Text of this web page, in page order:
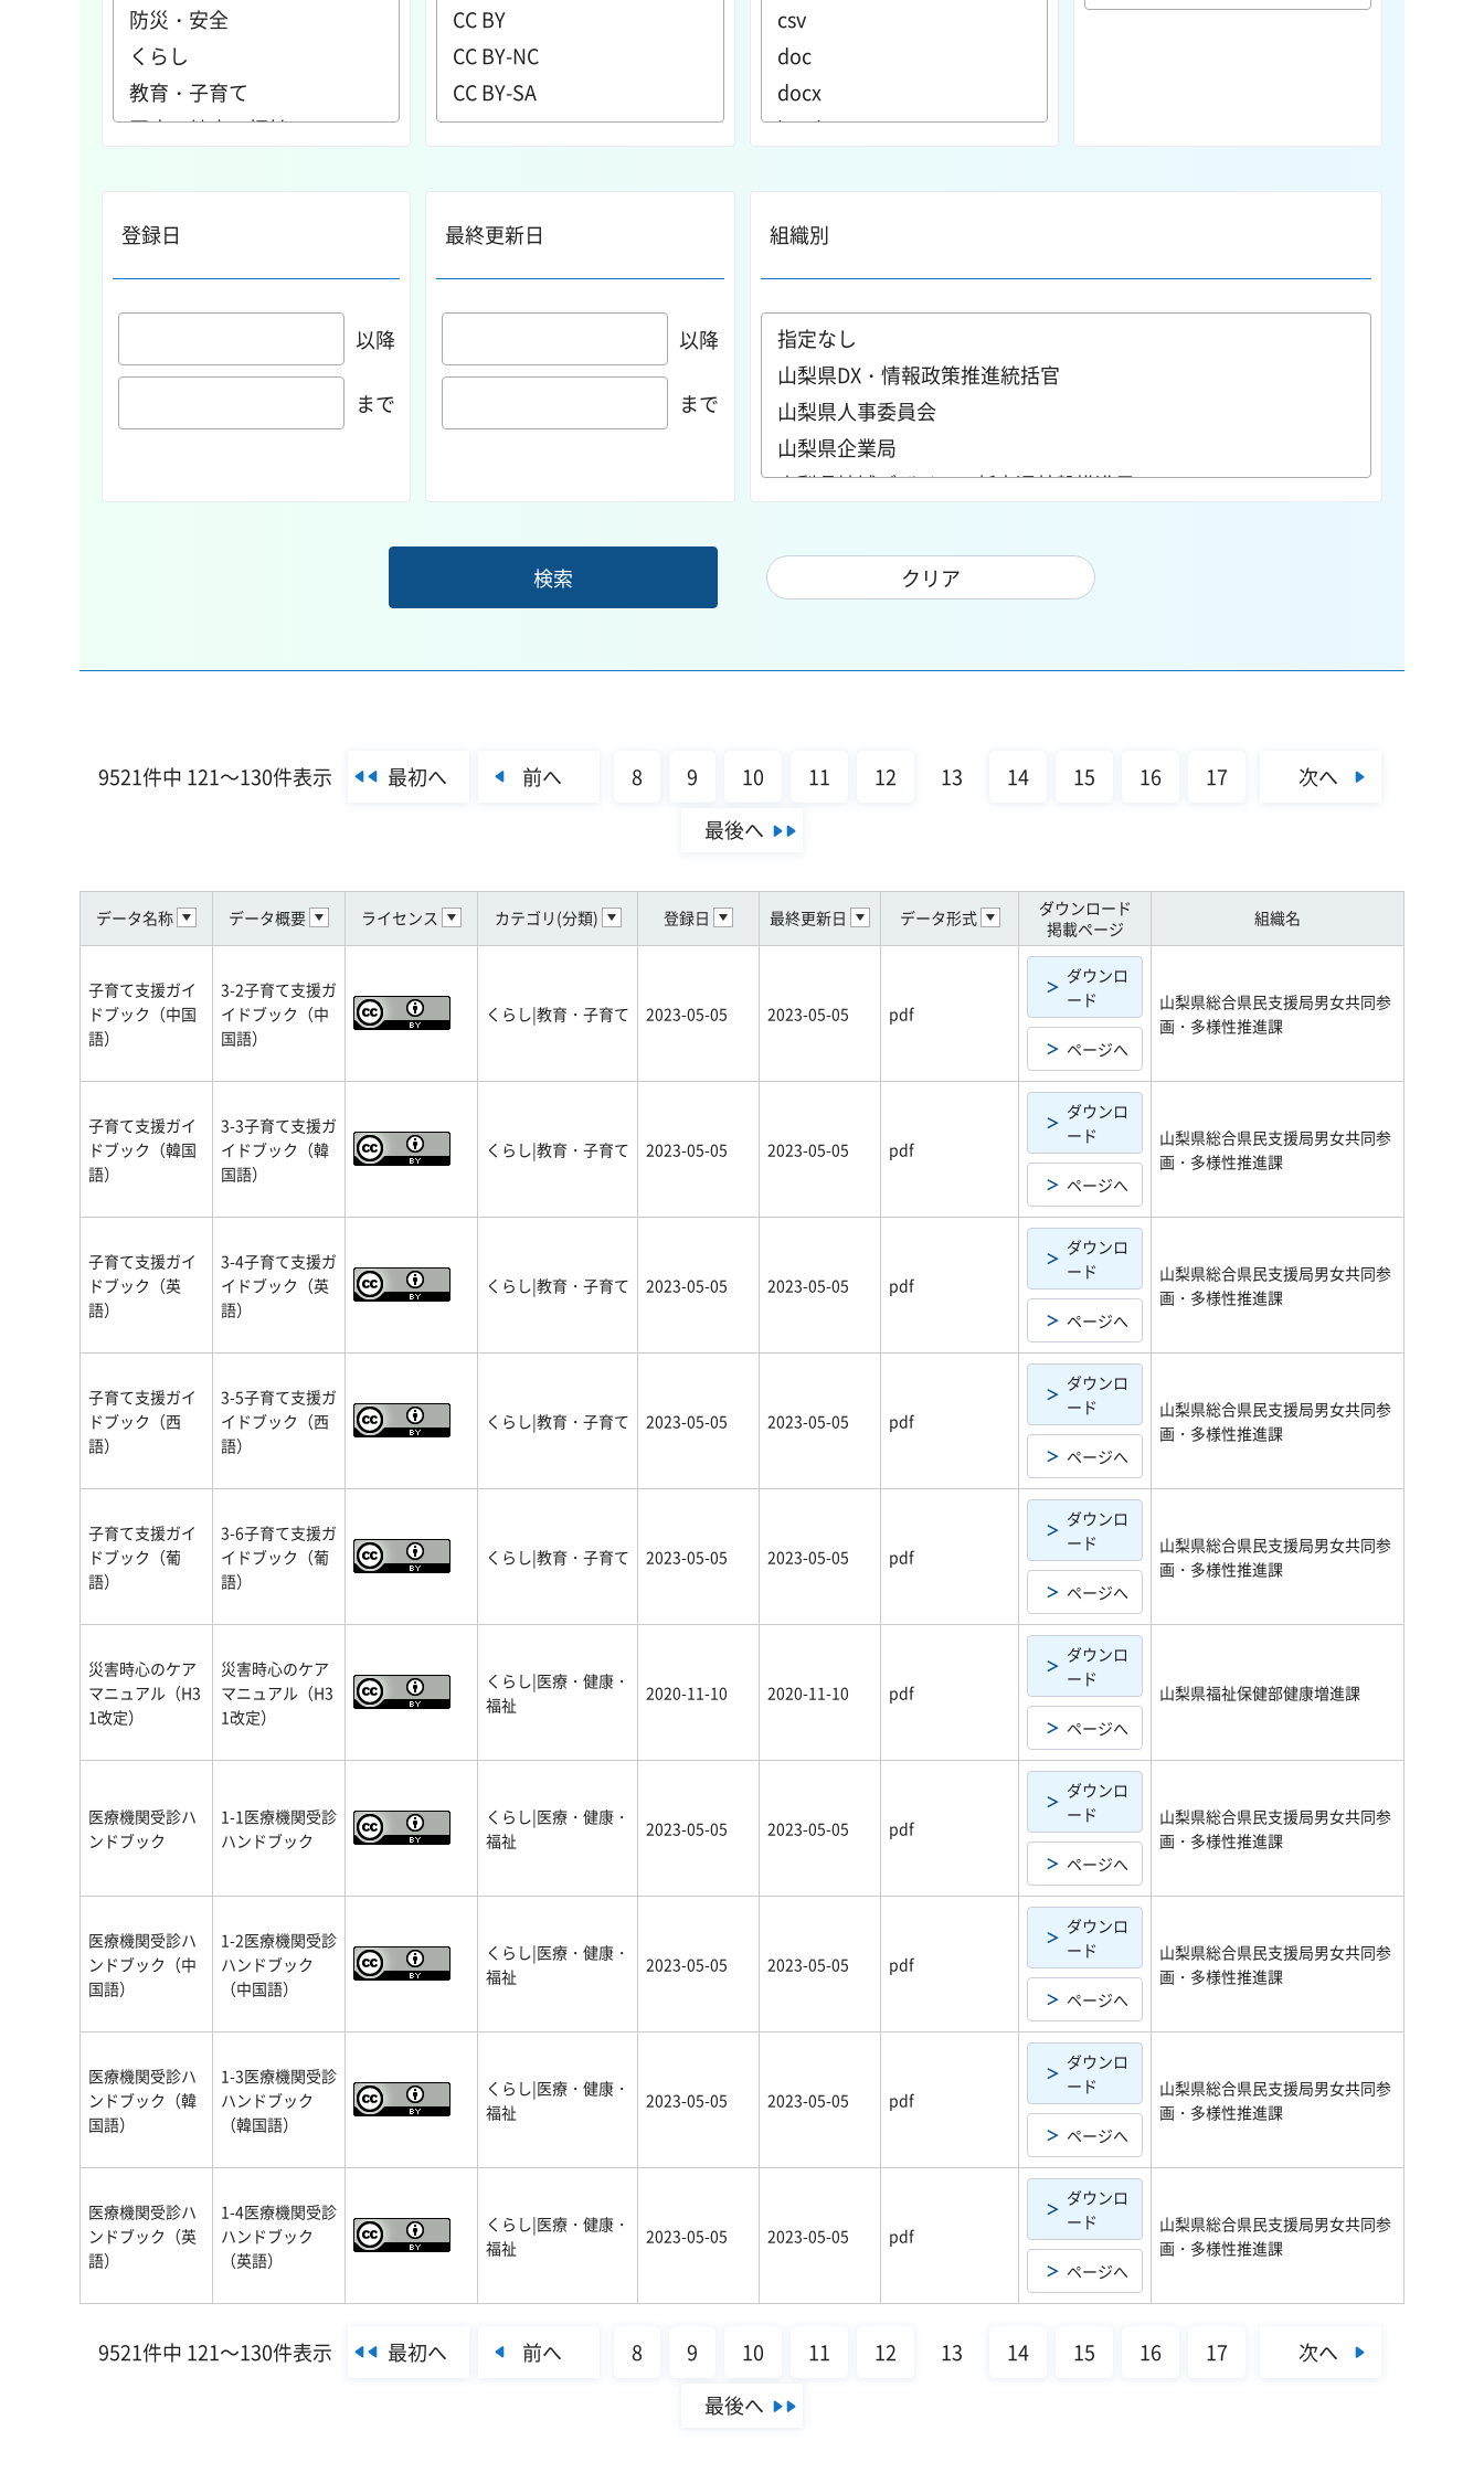
登録日
以降
まで
最終更新日
以降
まで
組織別
9521件中 121～130件表示 最初へ 前へ 8 9 10 11 12 13 14 15 16 17
次へ
最後へ
データ名称 データ概要 ライセンス カテゴリ(分類) 登録日 最終更新日 データ形式
ダウンロード
掲載ページ
組織名
子育て支援ガイ
ドブック（中国
語）
3-2子育て支援ガ
イドブック（中
国語）
くらし|教育・子育て 2023-05-05 2023-05-05 pdf
ダウンロ
ード
ページへ
山梨県総合県民支援局男女共同参
画・多様性推進課
子育て支援ガイ
ドブック（韓国
語）
3-3子育て支援ガ
イドブック（韓
国語）
くらし|教育・子育て 2023-05-05 2023-05-05 pdf
ダウンロ
ード
ページへ
山梨県総合県民支援局男女共同参
画・多様性推進課
子育て支援ガイ
ドブック（英
語）
3-4子育て支援ガ
イドブック（英
語）
くらし|教育・子育て 2023-05-05 2023-05-05 pdf
ダウンロ
ード
ページへ
山梨県総合県民支援局男女共同参
画・多様性推進課
子育て支援ガイ
ドブック（西
語）
3-5子育て支援ガ
イドブック（西
語）
くらし|教育・子育て 2023-05-05 2023-05-05 pdf
ダウンロ
ード
ページへ
山梨県総合県民支援局男女共同参
画・多様性推進課
子育て支援ガイ
ドブック（葡
語）
3-6子育て支援ガ
イドブック（葡
語）
くらし|教育・子育て 2023-05-05 2023-05-05 pdf
ダウンロ
ード
ページへ
山梨県総合県民支援局男女共同参
画・多様性推進課
災害時心のケア
マニュアル（H3
1改定）
災害時心のケア
マニュアル（H3
1改定）
くらし|医療・健康・
福祉
2020-11-10 2020-11-10 pdf
ダウンロ
ード
ページへ
山梨県福祉保健部健康増進課
医療機関受診ハ
ンドブック
1-1医療機関受診
ハンドブック
くらし|医療・健康・
福祉
2023-05-05 2023-05-05 pdf
ダウンロ
ード
ページへ
山梨県総合県民支援局男女共同参
画・多様性推進課
医療機関受診ハ
ンドブック（中
国語）
1-2医療機関受診
ハンドブック
（中国語）
くらし|医療・健康・
福祉
2023-05-05 2023-05-05 pdf
ダウンロ
ード
ページへ
山梨県総合県民支援局男女共同参
画・多様性推進課
医療機関受診ハ
ンドブック（韓
国語）
1-3医療機関受診
ハンドブック
（韓国語）
くらし|医療・健康・
福祉
2023-05-05 2023-05-05 pdf
ダウンロ
ード
ページへ
山梨県総合県民支援局男女共同参
画・多様性推進課
医療機関受診ハ
ンドブック（英
語）
1-4医療機関受診
ハンドブック
（英語）
くらし|医療・健康・
福祉
2023-05-05 2023-05-05 pdf
ダウンロ
ード
ページへ
山梨県総合県民支援局男女共同参
画・多様性推進課
9521件中 121～130件表示 最初へ 前へ 8 9 10 11 12 13 14 15 16 17
次へ
最後へ